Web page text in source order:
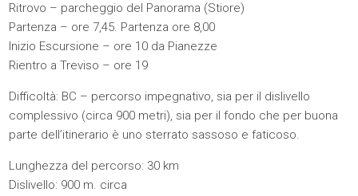
Ritrovo – parcheggio del Panorama (Stiore)
Partenza – ore 7,45. Partenza ore 8,00
Inizio Escursione – ore 10 da Pianezze
Rientro a Treviso – ore 19
Difficoltà: BC – percorso impegnativo, sia per il dislivello
complessivo (circa 900 metri), sia per il fondo che per buona
parte dell’itinerario è uno sterrato sassoso e faticoso.
Lunghezza del percorso: 30 km
Dislivello: 900 m. circa